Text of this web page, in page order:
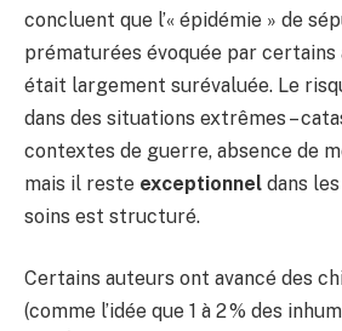
concluent que l’« épidémie » de
prématurées évoquée par certains
était largement surévaluée. Le
dans des situations extrêmes –
contextes de guerre, absence de
mais il reste exceptionnel dans
soins est structuré.
Certains auteurs ont avancé des
(comme l’idée que 1 à 2 % des